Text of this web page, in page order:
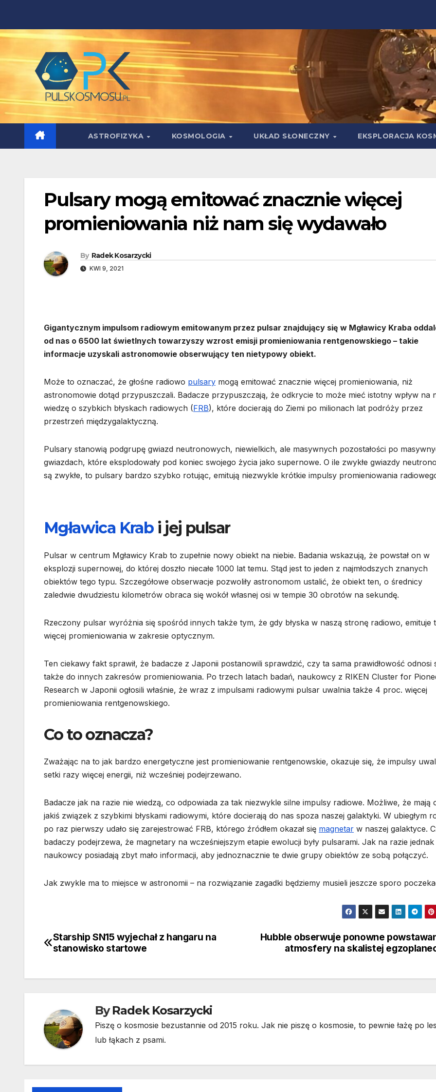
content
ASTROFIZYKA KOSMOLOGIA UKŁAD SŁONECZNY EKSPLORACJA
Pulsary mogą emitować znacznie więcej
promieniowania niż nam się wydawało
By Radek Kosarzycki
KWI 9, 2021
Gigantycznym impulsom radiowym emitowanym przez pulsar znajdujący się w Mgławicy Kraba
od nas o 6500 lat świetlnych towarzyszy wzrost emisji promieniowania rentgenowskiego – takie
informacje uzyskali astronomowie obserwujący ten nietypowy obiekt.
Może to oznaczać, że głośne radiowo pulsary mogą emitować znacznie więcej promieniowania, niż
astronomowie dotąd przypuszczali. Badacze przypuszczają, że odkrycie to może mieć istotny wpływ na
wiedzę o szybkich błyskach radiowych (FRB), które docierają do Ziemi po milionach lat podróży przez
przestrzeń międzygalaktyczną.
Pulsary stanowią podgrupę gwiazd neutronowych, niewielkich, ale masywnych pozostałości po
gwiazdach, które eksplodowały pod koniec swojego życia jako supernowe. O ile zwykłe gwiazdy
są zwykłe, to pulsary bardzo szybko rotując, emitują niezwykle krótkie impulsy promieniowania
Mgławica Krabi jej pulsar
Pulsar w centrum Mgławicy Krab to zupełnie nowy obiekt na niebie. Badania wskazują, że powstał on w
eksplozji supernowej, do której doszło niecałe 1000 lat temu. Stąd jest to jeden z najmłodszych znanych
obiektów tego typu. Szczegółowe obserwacje pozwoliły astronomom ustalić, że obiekt ten, o średnicy
zaledwie dwudziestu kilometrów obraca się wokół własnej osi w tempie 30 obrotów na sekundę.
Rzeczony pulsar wyróżnia się spośród innych także tym, że gdy błyska w naszą stronę radiowo, emituje
więcej promieniowania w zakresie optycznym.
Ten ciekawy fakt sprawił, że badacze z Japonii postanowili sprawdzić, czy ta sama prawidłowość odnosi
także do innych zakresów promieniowania. Po trzech latach badań, naukowcy z RIKEN Cluster for
Research w Japonii ogłosili właśnie, że wraz z impulsami radiowymi pulsar uwalnia także 4 proc. więcej
promieniowania rentgenowskiego.
Co to oznacza?
Zważając na to jak bardzo energetyczne jest promieniowanie rentgenowskie, okazuje się, że impulsy
setki razy więcej energii, niż wcześniej podejrzewano.
Badacze jak na razie nie wiedzą, co odpowiada za tak niezwykle silne impulsy radiowe. Możliwe, że mają
jakiś związek z szybkimi błyskami radiowymi, które docierają do nas spoza naszej galaktyki. W ubiegłym
po raz pierwszy udało się zarejestrować FRB, którego źródłem okazał się magnetar w naszej galaktyce.
badaczy podejrzewa, że magnetary na wcześniejszym etapie ewolucji były pulsarami. Jak na razie jednak
naukowcy posiadają zbyt mało informacji, aby jednoznacznie te dwie grupy obiektów ze sobą połączyć.
Jak zwykle ma to miejsce w astronomii – na rozwiązanie zagadki będziemy musieli jeszcze sporo
Nawigacja
Hubble obserwuje ponowne
atmosfery na skalistej
Starship SN15 wyjechał z hangaru na
stanowisko startowe
ByRadek Kosarzycki
Piszę o kosmosie bezustannie od 2015 roku. Jak nie piszę o kosmosie, to pewnie łażę po
lub łąkach z psami.